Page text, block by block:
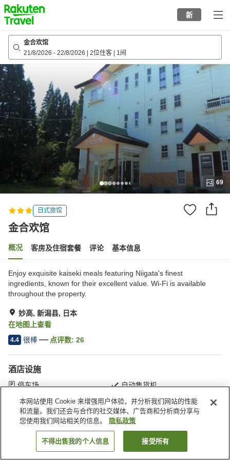
to
top
page
新
金合欢馆
21/8/2026 - 22/8/2026 2位住客 1间
69
日式旅馆
金合欢馆
概况 客房及住宿套餐 评论 基本信息
Enjoy exquisite kaiseki meals featuring Niigata's finest
ingredients, known for their excellent value. Wi-Fi is available
throughout the property.
妙高, 新潟县, 日本
在地图上查看
4.4 很棒 点评数: 26
酒店设施
停车场
自动售货机
首页 日本 新潟县 妙高 金合欢馆
搜索客房
本网站使用 Cookie 来增强用户体验，并分析我们网站的性能
和流量。我们还会与合作的社交媒体、广告商和分析商分享与
您使用我们网站相关的信息。
隐私政策
不得出售我的个人信息 接受所有